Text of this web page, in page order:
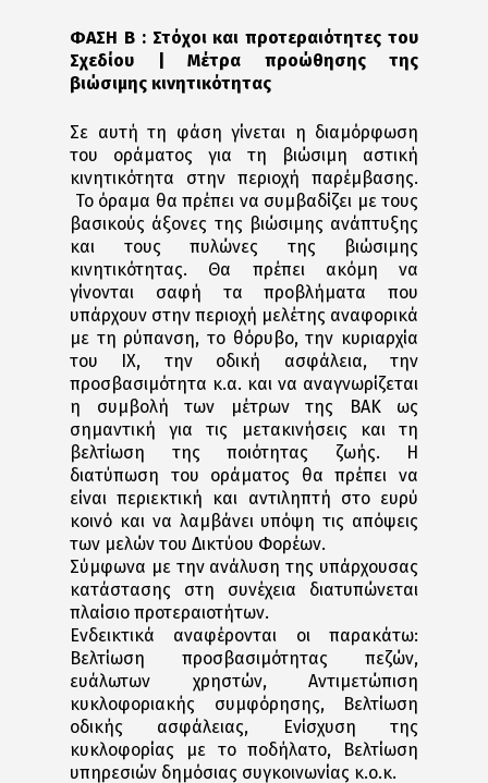
ΦΑΣΗ Β : Στόχοι και προτεραιότητες του
Σχεδίου | Μέτρα προώθησης της
βιώσιμης κινητικότητας
Σε αυτή τη φάση γίνεται η διαμόρφωση
του οράματος για τη βιώσιμη αστική
κινητικότητα στην περιοχή παρέμβασης.
Το όραμα θα πρέπει να συμβαδίζει με τους
βασικούς άξονες της βιώσιμης ανάπτυξης
και τους πυλώνες της βιώσιμης
κινητικότητας. Θα πρέπει ακόμη να
γίνονται σαφή τα προβλήματα που
υπάρχουν στην περιοχή μελέτης αναφορικά
με τη ρύπανση, το θόρυβο, την κυριαρχία
του ΙΧ, την οδική ασφάλεια, την
προσβασιμότητα κ.α. και να αναγνωρίζεται
η συμβολή των μέτρων της ΒΑΚ ως
σημαντική για τις μετακινήσεις και τη
βελτίωση της ποιότητας ζωής. Η
διατύπωση του οράματος θα πρέπει να
είναι περιεκτική και αντιληπτή στο ευρύ
κοινό και να λαμβάνει υπόψη τις απόψεις
των μελών του Δικτύου Φορέων.
Σύμφωνα με την ανάλυση της υπάρχουσας
κατάστασης στη συνέχεια διατυπώνεται
πλαίσιο προτεραιοτήτων.
Ενδεικτικά αναφέρονται οι παρακάτω:
Βελτίωση προσβασιμότητας πεζών,
ευάλωτων χρηστών, Αντιμετώπιση
κυκλοφοριακής συμφόρησης, Βελτίωση
οδικής ασφάλειας, Ενίσχυση της
κυκλοφορίας με το ποδήλατο, Βελτίωση
υπηρεσιών δημόσιας συγκοινωνίας κ.ο.κ. ​